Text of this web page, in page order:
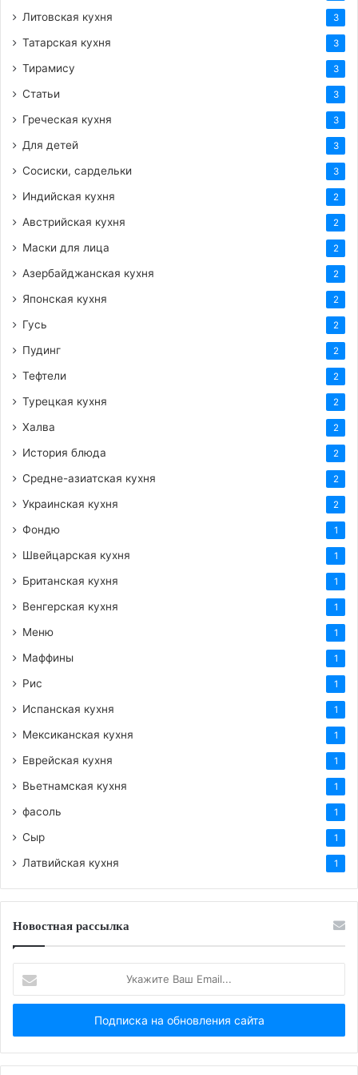
Литовская кухня 3
Татарская кухня 3
Тирамису 3
Статьи 3
Греческая кухня 3
Для детей 3
Сосиски, сардельки 3
Индийская кухня 2
Австрийская кухня 2
Маски для лица 2
Азербайджанская кухня 2
Японская кухня 2
Гусь 2
Пудинг 2
Тефтели 2
Турецкая кухня 2
Халва 2
История блюда 2
Средне-азиатская кухня 2
Украинская кухня 2
Фондю 1
Швейцарская кухня 1
Британская кухня 1
Венгерская кухня 1
Меню 1
Маффины 1
Рис 1
Испанская кухня 1
Мексиканская кухня 1
Еврейская кухня 1
Вьетнамская кухня 1
фасоль 1
Сыр 1
Латвийская кухня 1
Новостная рассылка
Ваш
Email...